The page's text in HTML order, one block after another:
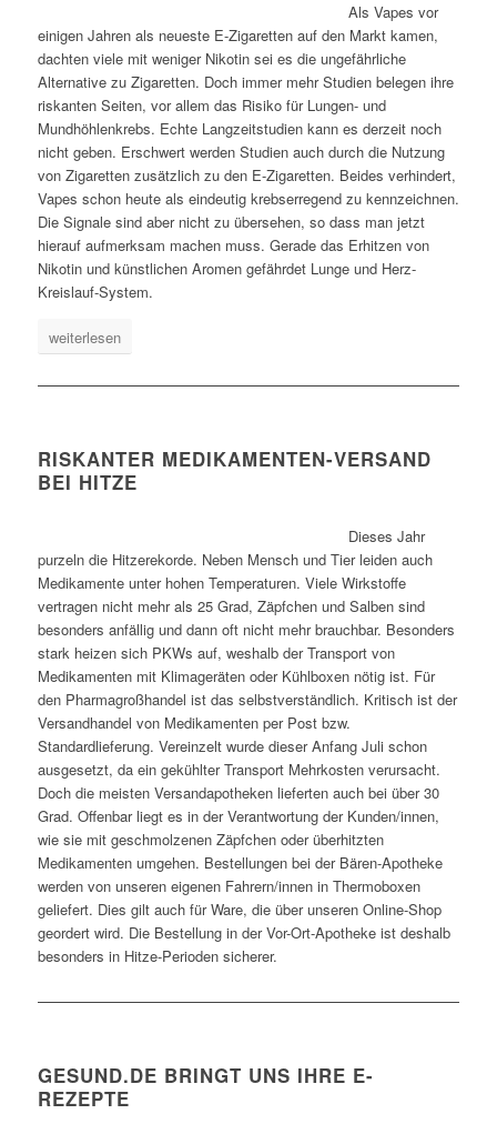
Als Vapes vor
einigen Jahren als neueste E-Zigaretten auf den Markt kamen,
dachten viele mit weniger Nikotin sei es die ungefährliche
Alternative zu Zigaretten. Doch immer mehr Studien belegen ihre
riskanten Seiten, vor allem das Risiko für Lungen- und
Mundhöhlenkrebs. Echte Langzeitstudien kann es derzeit noch
nicht geben. Erschwert werden Studien auch durch die Nutzung
von Zigaretten zusätzlich zu den E-Zigaretten. Beides verhindert,
Vapes schon heute als eindeutig krebserregend zu kennzeichnen.
Die Signale sind aber nicht zu übersehen, so dass man jetzt
hierauf aufmerksam machen muss. Gerade das Erhitzen von
Nikotin und künstlichen Aromen gefährdet Lunge und Herz-
Kreislauf-System.
weiterlesen
RISKANTER MEDIKAMENTEN-VERSAND
BEI HITZE
Dieses Jahr
purzeln die Hitzerekorde. Neben Mensch und Tier leiden auch
Medikamente unter hohen Temperaturen. Viele Wirkstoffe
vertragen nicht mehr als 25 Grad, Zäpfchen und Salben sind
besonders anfällig und dann oft nicht mehr brauchbar. Besonders
stark heizen sich PKWs auf, weshalb der Transport von
Medikamenten mit Klimageräten oder Kühlboxen nötig ist. Für
den Pharmagroßhandel ist das selbstverständlich. Kritisch ist der
Versandhandel von Medikamenten per Post bzw.
Standardlieferung. Vereinzelt wurde dieser Anfang Juli schon
ausgesetzt, da ein gekühlter Transport Mehrkosten verursacht.
Doch die meisten Versandapotheken lieferten auch bei über 30
Grad. Offenbar liegt es in der Verantwortung der Kunden/innen,
wie sie mit geschmolzenen Zäpfchen oder überhitzten
Medikamenten umgehen. Bestellungen bei der Bären-Apotheke
werden von unseren eigenen Fahrern/innen in Thermoboxen
geliefert. Dies gilt auch für Ware, die über unseren Online-Shop
geordert wird. Die Bestellung in der Vor-Ort-Apotheke ist deshalb
besonders in Hitze-Perioden sicherer.
GESUND.DE BRINGT UNS IHRE E-
REZEPTE